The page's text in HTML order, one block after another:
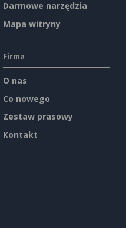
Darmowe narzędzia
Mapa witryny
Firma
O nas
Co nowego
Zestaw prasowy
Kontakt